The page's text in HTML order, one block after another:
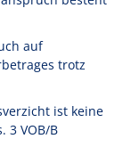
auf
trotz
ist keine
3 VOB/B